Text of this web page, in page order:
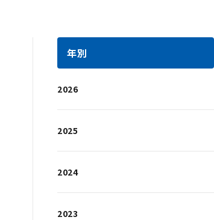
年別
2026
2025
2024
2023